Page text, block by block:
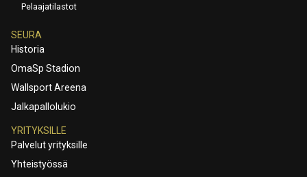
Pelaajatilastot
SEURA
Historia
OmaSp Stadion
Wallsport Areena
Jalkapallolukio
YRITYKSILLE
Palvelut yrityksille
Yhteistyössä